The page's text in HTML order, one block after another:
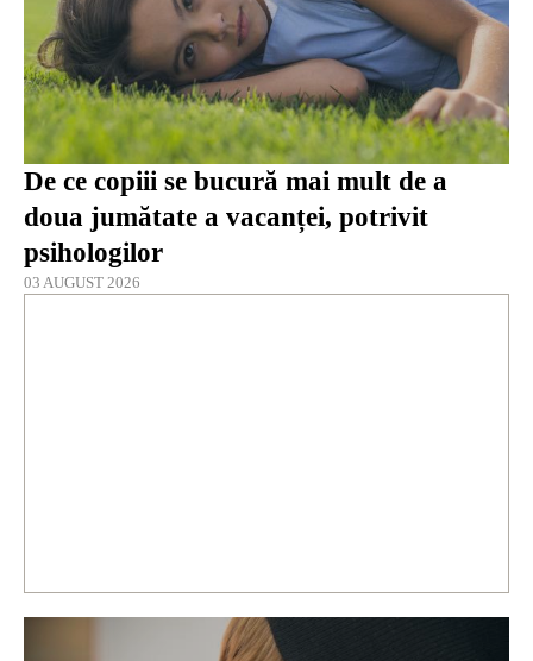
De ce copiii se bucură mai mult de a
doua jumătate a vacanței, potrivit
psihologilor
03 AUGUST 2026